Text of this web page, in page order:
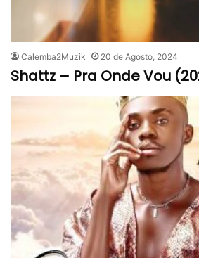
Calemba2Muzik 20 de Agosto, 2024
Shattz – Pra Onde Vou